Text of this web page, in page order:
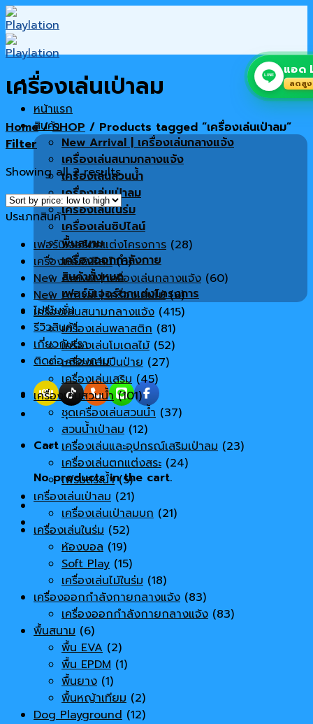
Skip
to
content
หน้าแรก
สินค้า
New Arrival | เครื่องเล่นกลางแจ้ง
เครื่องเล่นสนามกลางแจ้ง
เครื่องเล่นสวนน้ำ
เครื่องเล่นเป่าลม
เครื่องเล่นในร่ม
เครื่องเล่นซิปไลน์
พื้นสนาม
เครื่องออกกำลังกาย
สินค้าทั้งหมด
เฟอร์นิเจอร์ตกแต่งโครงการ
โปรโมชั่น
รีวิวสินค้า
เกี่ยวกับเรา
ติดต่อ-สอบถาม
Cart
No products in the cart.
เครื่องเล่นเป่าลม
Home / SHOP / Products tagged “เครื่องเล่นเป่าลม”
Filter
Showing all 2 results
ประเภทสินค้า
เฟอร์นิเจอร์ตกแต่งโครงการ (28)
เครื่องเล่นซิปไลน์ (6)
New Arrival | เครื่องเล่นกลางแจ้ง (60)
New Arrival | เครื่องเล่นไม้ (6)
เครื่องเล่นสนามกลางแจ้ง (415)
เครื่องเล่นพลาสติก (81)
เครื่องเล่นโมเดลไม้ (52)
เครื่องเล่นปีนป่าย (27)
เครื่องเล่นเสริม (45)
เครื่องเล่นสวนน้ำ (101)
ชุดเครื่องเล่นสวนน้ำ (37)
สวนน้ำเป่าลม (12)
เครื่องเล่นและอุปกรณ์เสริมเป่าลม (23)
เครื่องเล่นตกแต่งสระ (24)
เฟรมสระน้ำ (5)
เครื่องเล่นเป่าลม (21)
เครื่องเล่นเป่าลมบก (21)
เครื่องเล่นในร่ม (52)
ห้องบอล (19)
Soft Play (15)
เครื่องเล่นไม้ในร่ม (18)
เครื่องออกกำลังกายกลางแจ้ง (83)
เครื่องออกกำลังกายกลางแจ้ง (83)
พื้นสนาม (6)
พื้น EVA (2)
พื้น EPDM (1)
พื้นยาง (1)
พื้นหญ้าเทียม (2)
Dog Playground (12)
LINE แอด
ลดสู